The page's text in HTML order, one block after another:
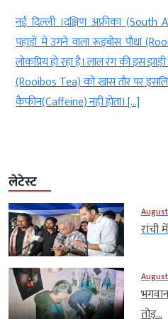
।दक्षिण अफ्रीका (South
में उगने वाला रूइबोस पौधा (Rooibos)
हो रहा है। लाल रंग की इस झाड़ी की
Tea) को खास तौर पर इसलिए पसंद
नहीं होता। […]
लेटेस्ट
रांची
तोड़...